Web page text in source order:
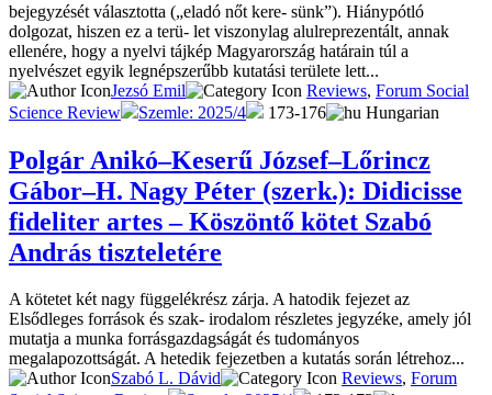
bejegyzését választotta („eladó nőt kere- sünk”). Hiánypótló
dolgozat, hiszen ez a terü- let viszonylag alulreprezentált, annak
ellenére, hogy a nyelvi tájkép Magyarország határain túl a
nyelvészet egyik legnépszerűbb kutatási területe lett...
Jezsó Emil
Reviews, Forum Social
Science Review
Szemle: 2025/4 173-176 Hungarian
Polgár Anikó–Keserű József–Lőrincz
Gábor–H. Nagy Péter (szerk.): Didicisse
fideliter artes – Köszöntő kötet Szabó
András tiszteletére
A kötetet két nagy függelékrész zárja. A hatodik fejezet az
Elsődleges források és szak- irodalom részletes jegyzéke, amely jól
mutatja a munka forrásgazdagságát és tudományos
megalapozottságát. A hetedik fejezetben a kutatás során létrehoz...
Szabó L. Dávid
Reviews, Forum